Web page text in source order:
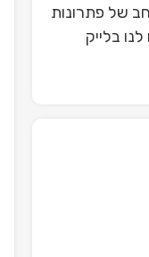
של פתרונות
בלייק